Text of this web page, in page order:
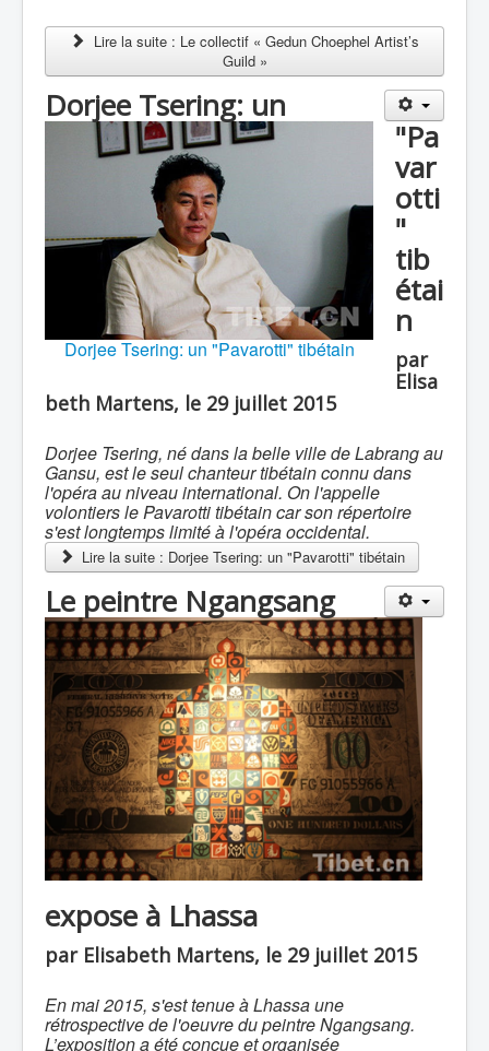
Lire la suite : Le collectif « Gedun Choephel Artist’s
Guild »
Dorjee Tsering: un "Pavarotti" tibétain
Dorjee Tsering: un
"Pa
var
otti
"
tib
étai
n
par
Elisa
beth Martens, le 29 juillet 2015
Dorjee Tsering, né dans la belle ville de Labrang au
Gansu, est le seul chanteur tibétain connu dans
l'opéra au niveau international. On l'appelle
volontiers le Pavarotti tibétain car son répertoire
s'est longtemps limité à l'opéra occidental.
Lire la suite : Dorjee Tsering: un "Pavarotti" tibétain
Le peintre Ngangsang
expose à Lhassa
par Elisabeth Martens, le 29 juillet 2015
En mai 2015, s'est tenue à Lhassa une
rétrospective de l'oeuvre du peintre Ngangsang.
L’exposition a été conçue et organisée